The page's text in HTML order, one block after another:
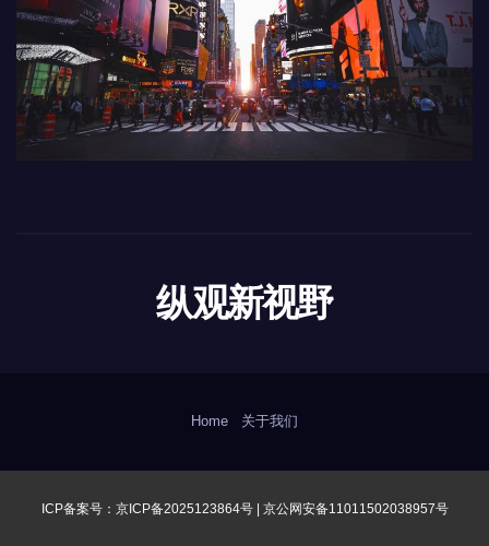
纵观新视野
Home 关于我们
ICP备案号：京ICP备2025123864号 | 京公网安备11011502038957号